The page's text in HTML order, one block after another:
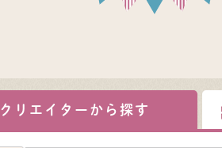
クリエイターから探す